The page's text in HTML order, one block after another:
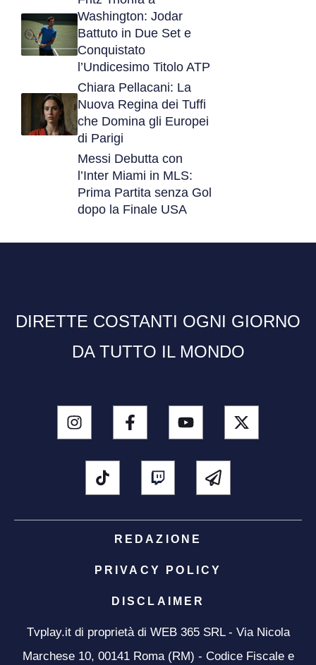
Washington: Jodar
Battuto in Due Set e
Conquistato
l’Undicesimo Titolo ATP
Chiara Pellacani: La
Nuova Regina dei Tuffi
che Domina gli Europei
di Parigi
Messi Debutta con
l’Inter Miami in MLS:
Prima Partita senza Gol
dopo la Finale USA
DIRETTE COSTANTI OGNI GIORNO
DA TUTTO IL MONDO
REDAZIONE
PRIVACY POLICY
DISCLAIMER
Tvplay.it di proprietà di WEB 365 SRL - Via Nicola
Marchese 10, 00141 Roma (RM) - Codice Fiscale e